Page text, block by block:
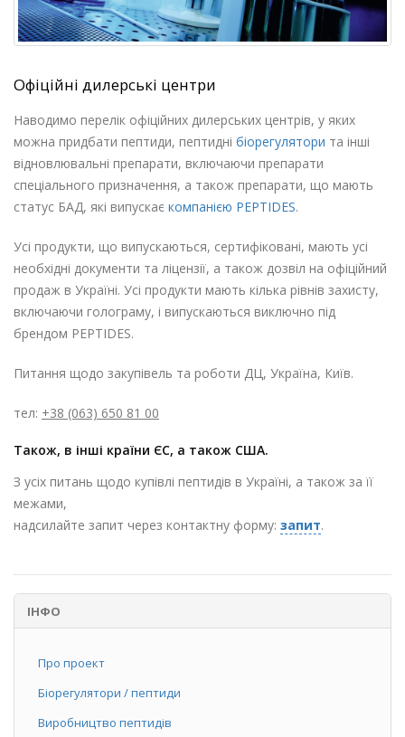
Офіційні дилерські центри
Наводимо перелік офіційних дилерських центрів, у яких
можна придбати пептиди, пептидні біорегулятори та інші
відновлювальні препарати, включаючи препарати
спеціального призначення, а також препарати, що мають
статус БАД, які випускає компанією PEPTIDES.
Усі продукти, що випускаються, сертифіковані, мають усі
необхідні документи та ліцензії, а також дозвіл на офіційний
продаж в Україні. Усі продукти мають кілька рівнів захисту,
включаючи голограму, і випускаються виключно під
брендом PEPTIDES.
Питання щодо закупівель та роботи ДЦ, Україна, Київ.
тел: +38 (063) 650 81 00
Також, в інші країни ЄС, а також США.
З усіх питань щодо купівлі пептидів в Україні, а також за її
межами,
надсилайте запит через контактну форму: запит.
ІНФО
Про проект
Біорегулятори / пептиди
Виробництво пептидів